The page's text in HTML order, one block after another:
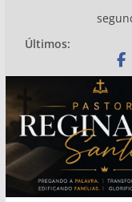
conteúdo
Últimos: